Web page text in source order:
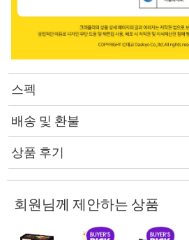
스펙
배송 및 환불
상품 후기
회원님께 제안하는 상품